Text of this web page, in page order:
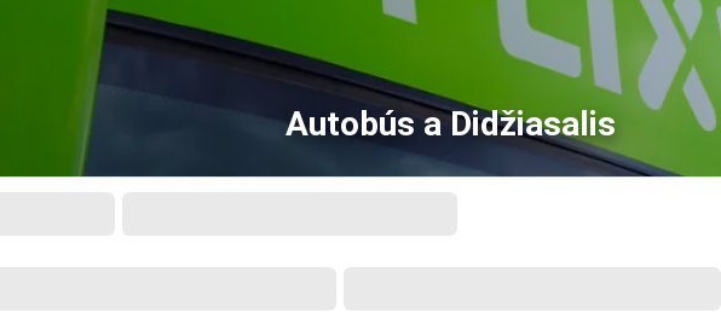
Autobús a Didžiasalis